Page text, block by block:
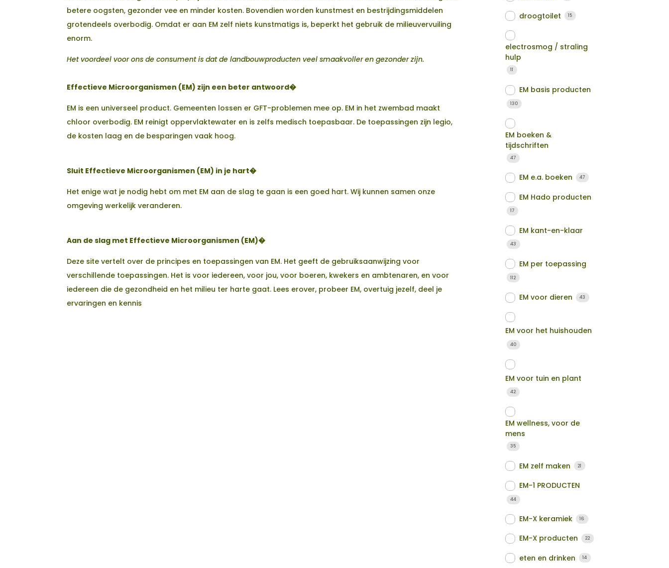
betere oogsten, gezonder vee en minder kosten. Bovendien worden kunstmest en bestrijdingsmiddelen
grotendeels overbodig. Omdat er aan EM zelf niets kunstmatigs is, beperkt het gebruik de milieuvervuiling
enorm.
Het voordeel voor ons de consument is dat de landbouwproducten veel smaakvoller en gezonder zijn.
Effectieve Microorganismen (EM) zijn een beter antwoord�
EM is een universeel product. Gemeenten lossen er GFT-problemen mee op. EM in het zwembad maakt
chloor overbodig. EM reinigt oppervlaktewater en is zelfs medisch toepasbaar. De toepassingen zijn legio,
de kosten laag en de besparingen vaak hoog.
Sluit Effectieve Microorganismen (EM) in je hart�
Het enige wat je nodig hebt om met EM aan de slag te gaan is een goed hart. Wij kunnen samen onze
omgeving werkelijk veranderen.
Aan de slag met Effectieve Microorganismen (EM)�
Deze site vertelt over de principes en toepassingen van EM. Het geeft de gebruiksaanwijzing voor
verschillende toepassingen. Het is voor iedereen, voor jou, voor boeren, kwekers en ambtenaren, en voor
iedereen die de gezondheid en het milieu ter harte gaat. Lees erover, probeer EM, overtuig jezelf, deel je
ervaringen en kennis
droogtoilet 15
electrosmog / straling
hulp
11
EM basis producten
130
EM boeken &
tijdschriften
47
EM e.a. boeken 47
EM Hado producten
17
EM kant-en-klaar
43
EM per toepassing
112
EM voor dieren 43
EM voor het huishouden
40
EM voor tuin en plant
42
EM wellness, voor de
mens
35
EM zelf maken 21
EM-1 PRODUCTEN
44
EM-X keramiek 16
EM-X producten 22
eten en drinken 14